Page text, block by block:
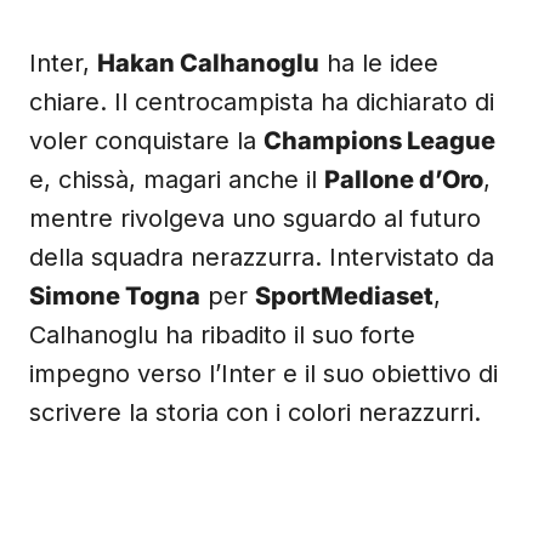
Inter, Hakan Calhanoglu ha le idee
chiare. Il centrocampista ha dichiarato di
voler conquistare la Champions League
e, chissà, magari anche il Pallone d’Oro,
mentre rivolgeva uno sguardo al futuro
della squadra nerazzurra. Intervistato da
Simone Togna per SportMediaset,
Calhanoglu ha ribadito il suo forte
impegno verso l’Inter e il suo obiettivo di
scrivere la storia con i colori nerazzurri.